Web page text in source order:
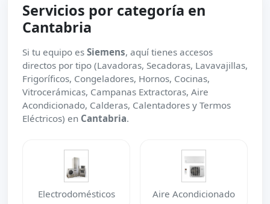
Servicios por categoría en
Cantabria
Si tu equipo es Siemens, aquí tienes accesos
directos por tipo (Lavadoras, Secadoras, Lavavajillas,
Frigoríficos, Congeladores, Hornos, Cocinas,
Vitrocerámicas, Campanas Extractoras, Aire
Acondicionado, Calderas, Calentadores y Termos
Eléctricos) en Cantabria.
Electrodomésticos Aire Acondicionado